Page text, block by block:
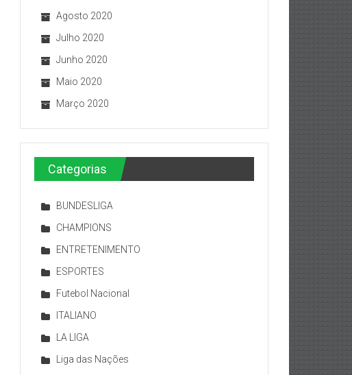
Agosto 2020
Julho 2020
Junho 2020
Maio 2020
Março 2020
Categorias
BUNDESLIGA
CHAMPIONS
ENTRETENIMENTO
ESPORTES
Futebol Nacional
ITALIANO
LA LIGA
Liga das Nações